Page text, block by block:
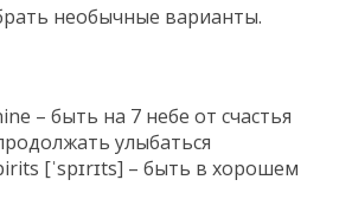
необычные варианты.
– быть на 7 небе от счастья
улыбаться
[ˈspɪrɪts] – быть в хорошем